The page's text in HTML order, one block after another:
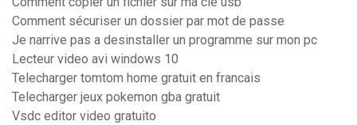
Comment sécuriser un dossier par mot de passe
Je narrive pas a desinstaller un programme sur mon pc
Lecteur video avi windows 10
Telecharger tomtom home gratuit en francais
Telecharger jeux pokemon gba gratuit
Vsdc editor video gratuito